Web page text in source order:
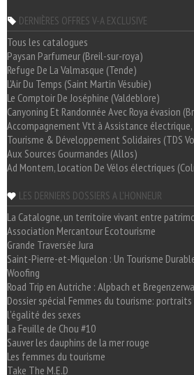
DERNIÈRES OFFRES V-A EXCLUSIVE
Tous les catalogues
Paysan Parfumeur (Breil-sur-roya)
Refuge De La Valmasque (Tende)
L'Air Du Temps (Saint Martin Vésubie)
Le Comptoir De Joséphine (Valdeblore)
Canyoning Et Randonnée Avec Roya évasion
Accompagnement Vtt à Assistance électrique,
Tourisme & Développement Solidaires (TDS
Aux Sources Gourmandes (Allos)
Ad Montem, Location De Vélos électriques
LES DERNIERS DOSSIERS A L'HONNEUR
La Catalogne, un territoire vivant entre
Association Mercantour Ecotourisme
Grande Traversée Jura
Saint-Pierre-et-Miquelon : Un Tourisme
Woofing
Road Trip en Autriche : Alpbach et
Dossier spécial Femmes du tourisme:
l'égalité des sexes
La Feuille de Chou #10
Sauver les dauphins de la mer rouge
Les femmes du tourisme
Take The M.E.D